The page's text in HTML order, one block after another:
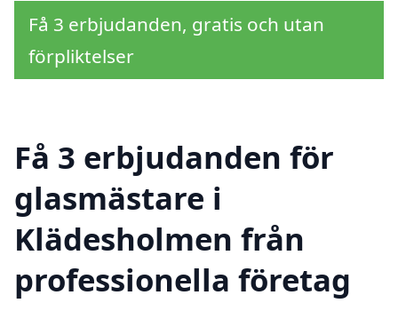
Få 3 erbjudanden, gratis och utan
förpliktelser
Få 3 erbjudanden för
glasmästare i
Klädesholmen från
professionella företag